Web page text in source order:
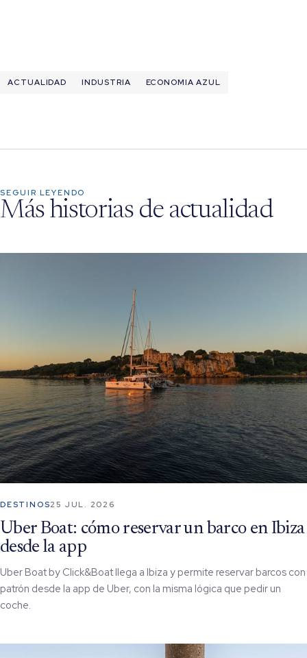
ACTUALIDAD INDUSTRIA ECONOMIA AZUL
SEGUIR LEYENDO
Más historias de actualidad
DESTINOS25 JUL. 2026
Uber Boat: cómo reservar un barco en Ibiza
desde la app
Uber Boat by Click&Boat llega a Ibiza y permite reservar barcos con
patrón desde la app de Uber, con la misma lógica que pedir un
coche.